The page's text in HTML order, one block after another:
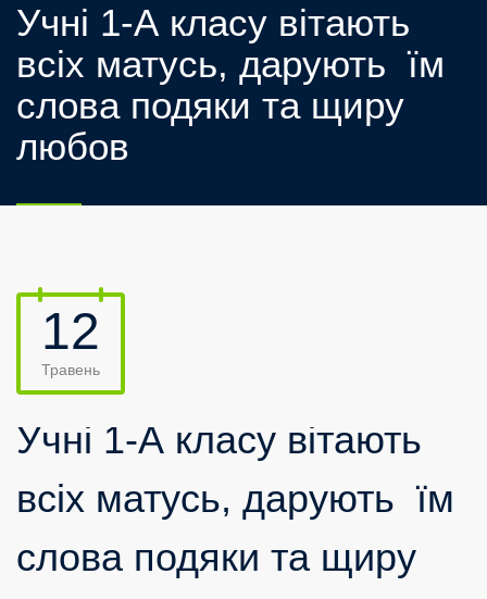
Учні 1-А класу вітають
всіх матусь, дарують їм
слова подяки та щиру
любов
12
Травень
Учні 1-А класу вітають
всіх матусь, дарують їм
слова подяки та щиру